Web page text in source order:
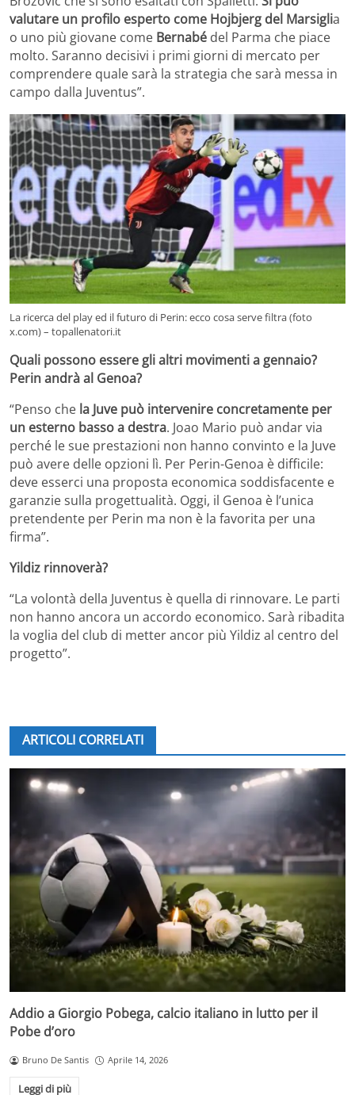
valutare un profilo esperto come Hojbjerg del Marsiglia
o uno più giovane come Bernabé del Parma che piace
molto. Saranno decisivi i primi giorni di mercato per
comprendere quale sarà la strategia che sarà messa in
campo dalla Juventus”.
La ricerca del play ed il futuro di Perin: ecco cosa serve filtra (foto
x.com) – topallenatori.it
Quali possono essere gli altri movimenti a gennaio?
Perin andrà al Genoa?
“Penso che la Juve può intervenire concretamente per
un esterno basso a destra. Joao Mario può andar via
perché le sue prestazioni non hanno convinto e la Juve
può avere delle opzioni lì. Per Perin-Genoa è difficile:
deve esserci una proposta economica soddisfacente e
garanzie sulla progettualità. Oggi, il Genoa è l’unica
pretendente per Perin ma non è la favorita per una
firma”.
Yildiz rinnoverà?
“La volontà della Juventus è quella di rinnovare. Le parti
non hanno ancora un accordo economico. Sarà ribadita
la voglia del club di metter ancor più Yildiz al centro del
progetto”.
ARTICOLI CORRELATI
Addio a Giorgio Pobega, calcio italiano in lutto per il
Pobe d’oro
Bruno De Santis Aprile 14, 2026
Leggi di più